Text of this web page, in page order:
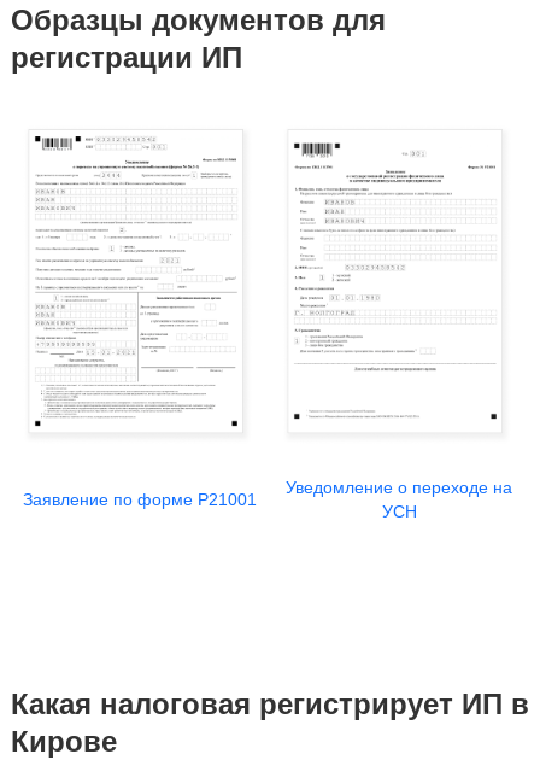
Образцы документов для
регистрации ИП
Заявление по форме Р21001
Уведомление о переходе на
УСН
Какая налоговая регистрирует ИП в
Кирове